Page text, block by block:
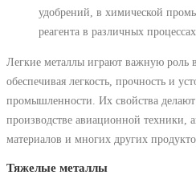
удобрений, в химической
реагента в различных процессах.
Легкие металлы играют важную роль
обеспечивая легкость, прочность и
промышленности. Их свойства
производстве авиационной техники,
материалов и многих других
Тяжелые металлы